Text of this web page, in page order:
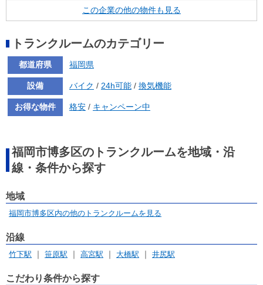
この企業の他の物件も見る
トランクルームのカテゴリー
都道府県 福岡県
設備 バイク / 24h可能 / 換気機能
お得な物件 格安 / キャンペーン中
福岡市博多区のトランクルームを地域・沿
線・条件から探す
地域
福岡市博多区内の他のトランクルームを見る
沿線
竹下駅 笹原駅 高宮駅 大橋駅 井尻駅
こだわり条件から探す